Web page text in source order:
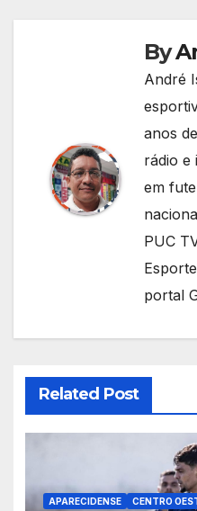
By
André
anos
rádio e
em
PUC
portal
Related Post
APARECIDENSE CENTRO